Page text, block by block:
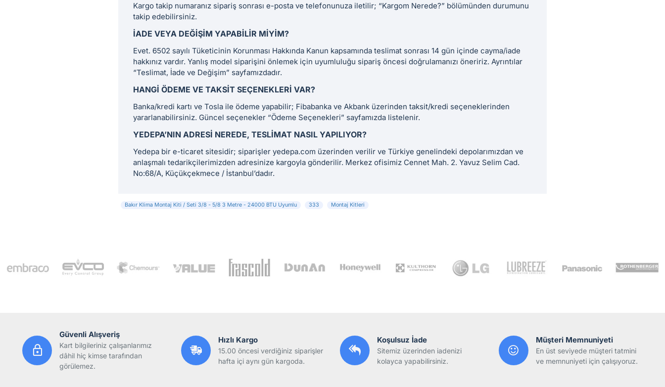
Kargo takip numaranız sipariş sonrası e-posta ve telefonunuza iletilir; “Kargom Nerede?” bölümünden durumunu
takip edebilirsiniz.
İADE VEYA DEĞIŞIM YAPABILIR MIYIM?
Evet. 6502 sayılı Tüketicinin Korunması Hakkında Kanun kapsamında teslimat sonrası 14 gün içinde cayma/iade
hakkınız vardır. Yanlış model siparişini önlemek için uyumluluğu sipariş öncesi doğrulamanızı öneririz. Ayrıntılar
“Teslimat, İade ve Değişim” sayfamızdadır.
HANGI ÖDEME VE TAKSIT SEÇENEKLERI VAR?
Banka/kredi kartı ve Tosla ile ödeme yapabilir; Fibabanka ve Akbank üzerinden taksit/kredi seçeneklerinden
yararlanabilirsiniz. Güncel seçenekler “Ödeme Seçenekleri” sayfamızda listelenir.
YEDEPA’NIN ADRESI NEREDE, TESLIMAT NASIL YAPILIYOR?
Yedepa bir e-ticaret sitesidir; siparişler yedepa.com üzerinden verilir ve Türkiye genelindeki depolarımızdan ve
anlaşmalı tedarikçilerimizden adresinize kargoyla gönderilir. Merkez ofisimiz Cennet Mah. 2. Yavuz Selim Cad.
No:68/A, Küçükçekmece / İstanbul’dadır.
Bakır Klima Montaj Kiti / Seti 3/8 - 5/8 3 Metre - 24000 BTU Uyumlu 333 Montaj Kitleri
Güvenli Alışveriş
Kart bilgileriniz çalışanlarımız
dâhil hiç kimse tarafından
görülemez.
Hızlı Kargo
15.00 öncesi verdiğiniz siparişler
hafta içi aynı gün kargoda.
Koşulsuz İade
Sitemiz üzerinden iadenizi
kolayca yapabilirsiniz.
Müşteri Memnuniyeti
En üst seviyede müşteri tatmini
ve memnuniyeti için çalışıyoruz.